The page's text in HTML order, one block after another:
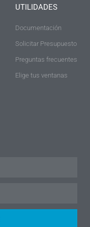
UTILIDADES
Documentación
Solicitar Presupuesto
Preguntas frecuentes
Elige tus ventanas